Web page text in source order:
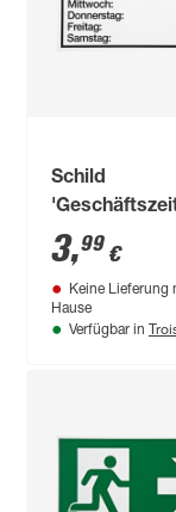
Schild
3,99 €
Keine Lieferung
Hause
Verfügbar in